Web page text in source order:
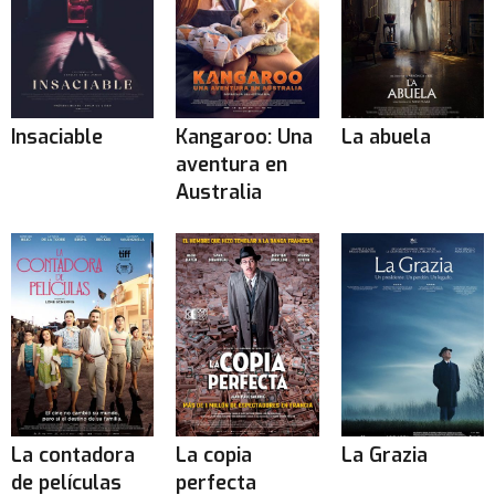
Insaciable
Kangaroo: Una
aventura en
Australia
La abuela
La contadora
de películas
La copia
perfecta
La Grazia